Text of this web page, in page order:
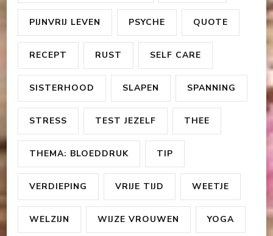
PIJNVRIJ LEVEN PSYCHE QUOTE
RECEPT RUST SELF CARE
SISTERHOOD SLAPEN SPANNING
STRESS TEST JEZELF THEE
THEMA: BLOEDDRUK TIP
VERDIEPING VRIJE TIJD WEETJE
WELZIJN WIJZE VROUWEN YOGA